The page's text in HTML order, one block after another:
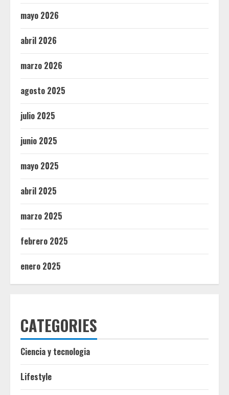
mayo 2026
abril 2026
marzo 2026
agosto 2025
julio 2025
junio 2025
mayo 2025
abril 2025
marzo 2025
febrero 2025
enero 2025
CATEGORIES
Ciencia y tecnologia
Lifestyle